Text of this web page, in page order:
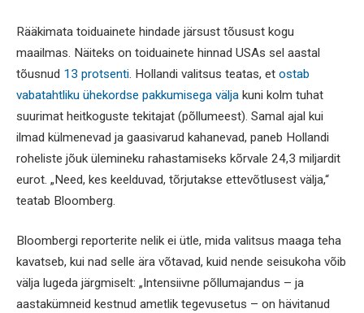
Rääkimata toiduainete hindade järsust tõusust kogu
maailmas. Näiteks on toiduainete hinnad USAs sel aastal
tõusnud 13 protsenti. Hollandi valitsus teatas, et ostab
vabatahtliku ühekordse pakkumisega välja kuni kolm tuhat
suurimat heitkoguste tekitajat (põllumeest). Samal ajal kui
ilmad külmenevad ja gaasivarud kahanevad, paneb Hollandi
roheliste jõuk ülemineku rahastamiseks kõrvale 24,3 miljardit
eurot. „Need, kes keelduvad, tõrjutakse ettevõtlusest välja,“
teatab Bloomberg.
Bloombergi reporterite nelik ei ütle, mida valitsus maaga teha
kavatseb, kui nad selle ära võtavad, kuid nende seisukoha võib
välja lugeda järgmiselt: „Intensiivne põllumajandus – ja
aastakümneid kestnud ametlik tegevusetus – on hävitanud